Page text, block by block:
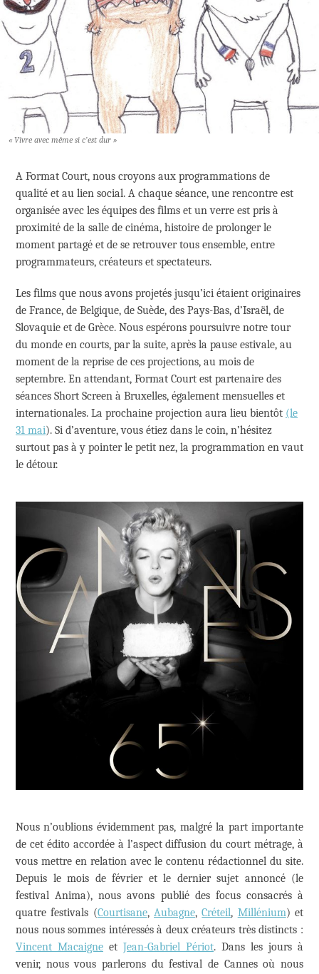
« Vivre avec même si c’est dur »
A Format Court, nous croyons aux programmations de
qualité et au lien social. A chaque séance, une rencontre est
organisée avec les équipes des films et un verre est pris à
proximité de la salle de cinéma, histoire de prolonger le
moment partagé et de se retrouver tous ensemble, entre
programmateurs, créateurs et spectateurs.
Les films que nous avons projetés jusqu’ici étaient originaires
de France, de Belgique, de Suède, des Pays-Bas, d’Israël, de
Slovaquie et de Grèce. Nous espérons poursuivre notre tour
du monde en courts, par la suite, après la pause estivale, au
moment de la reprise de ces projections, au mois de
septembre. En attendant, Format Court est partenaire des
séances Short Screen à Bruxelles, également mensuelles et
internationales. La prochaine projection aura lieu bientôt (le
31 mai). Si d’aventure, vous étiez dans le coin, n’hésitez
surtout pas à y pointer le petit nez, la programmation en vaut
le détour.
Nous n’oublions évidemment pas, malgré la part importante
de cet édito accordée à l’aspect diffusion du court métrage, à
vous mettre en relation avec le contenu rédactionnel du site.
Depuis le mois de février et le dernier sujet annoncé (le
festival Anima), nous avons publié des focus consacrés à
quatre festivals (Courtisane,Aubagne,Créteil, Millénium) et
nous nous sommes intéressés à deux créateurs très distincts :
Vincent Macaigne et Jean-Gabriel Périot. Dans les jours à
venir, nous vous parlerons du festival de Cannes où nous